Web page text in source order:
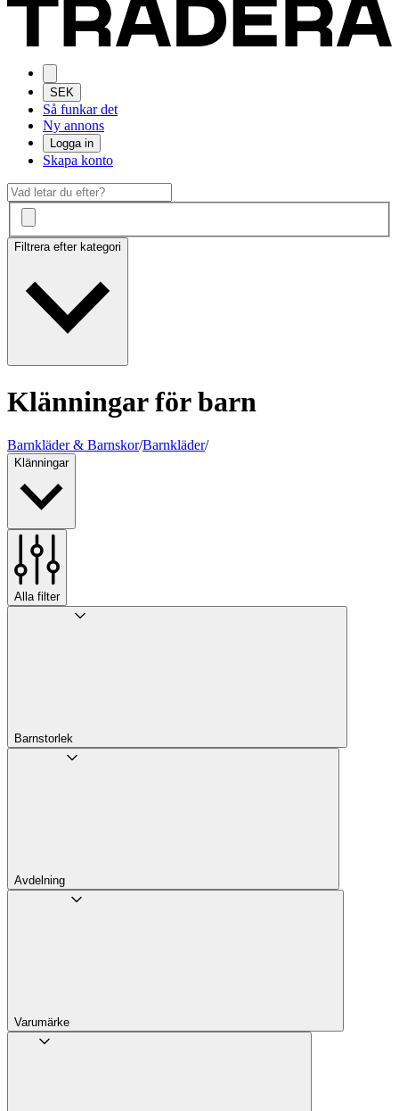
SEK
Så funkar det
Ny annons
Logga in
Skapa konto
Filtrera efter kategori
Klänningar för barn
Barnkläder & Barnskor/Barnkläder/
Klänningar
Alla filter
Barnstorlek
Avdelning
Varumärke